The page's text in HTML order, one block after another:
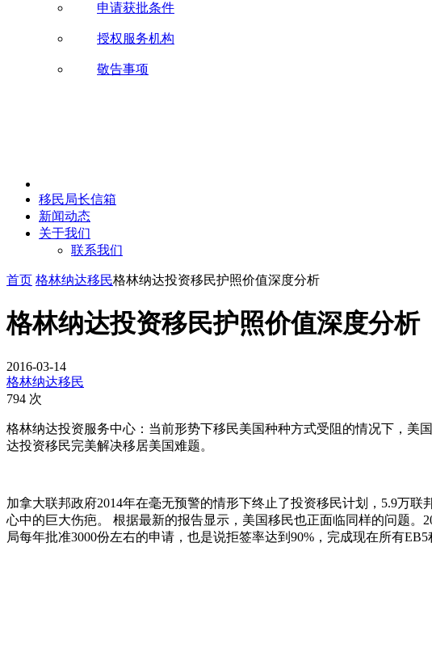
申请获批条件
授权服务机构
敬告事项
移民局长信箱
新闻动态
关于我们
联系我们
首页 格林纳达移民格林纳达投资移民护照价值深度分析
格林纳达投资移民护照价值深度分析
2016-03-14
格林纳达移民
794 次
格林纳达投资服务中心：当前形势下移民美国种种方式受阻的情况下，美
达投资移民完美解决移居美国难题。
加拿大联邦政府2014年在毫无预警的情形下终止了投资移民计划，5.9万
心中的巨大伤疤。 根据最新的报告显示，美国移民也正面临同样的问题。
局每年批准3000份左右的申请，也是说拒签率达到90%，完成现在所有EB5